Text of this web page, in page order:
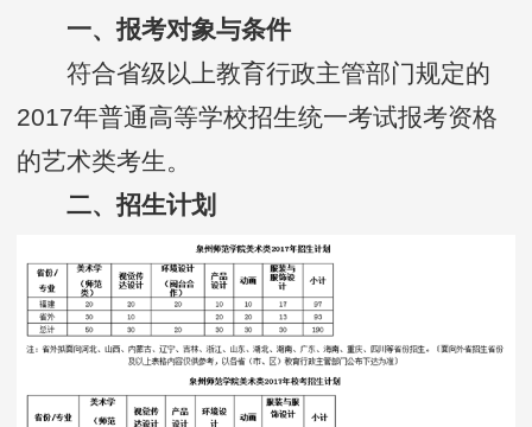
一、报考对象与条件
符合省级以上教育行政主管部门规定的
2017年普通高等学校招生统一考试报考资格
的艺术类考生。
二、招生计划